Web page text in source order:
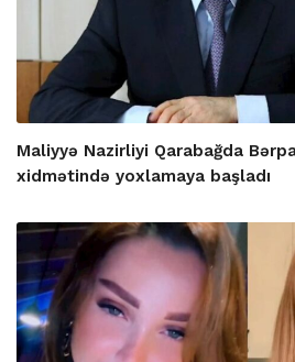
Maliyyə Nazirliyi Qarabağda
xidmətində yoxlamaya başladı